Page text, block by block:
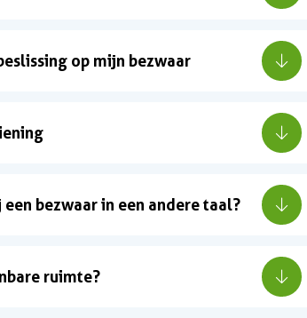
op mijn bezwaar
bezwaar in een andere taal?
ruimte?